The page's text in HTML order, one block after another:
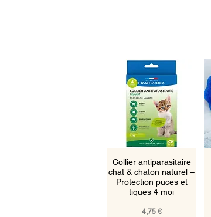
Aperçu rapide
Collier antiparasitaire
chat & chaton naturel –
Protection puces et
tiques 4 moi
Prix
4,75 €